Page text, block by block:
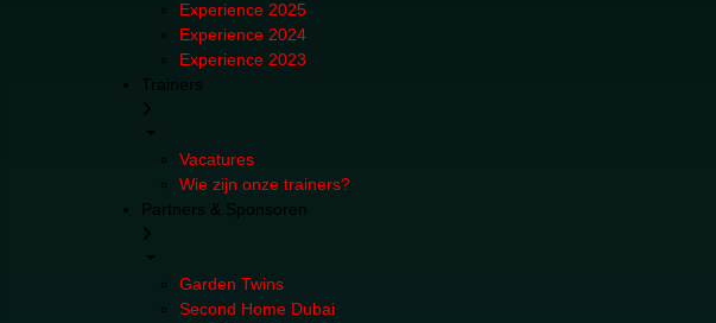
Experience 2025
Experience 2024
Experience 2023
Trainers
Vacatures
Wie zijn onze trainers?
Partners & Sponsoren
Garden Twins
Second Home Dubai